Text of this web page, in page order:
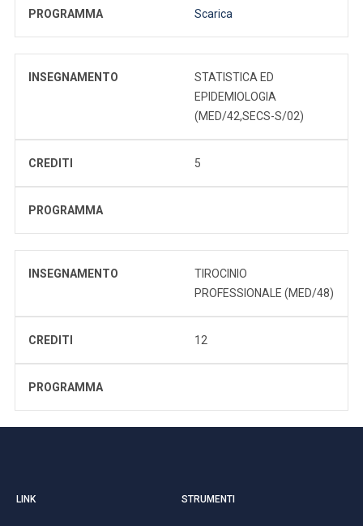
PROGRAMMA Scarica
INSEGNAMENTO
STATISTICA ED
EPIDEMIOLOGIA
(MED/42,SECS-S/02)
CREDITI 5
PROGRAMMA
INSEGNAMENTO
TIROCINIO
PROFESSIONALE (MED/48)
CREDITI 12
PROGRAMMA
LINK STRUMENTI